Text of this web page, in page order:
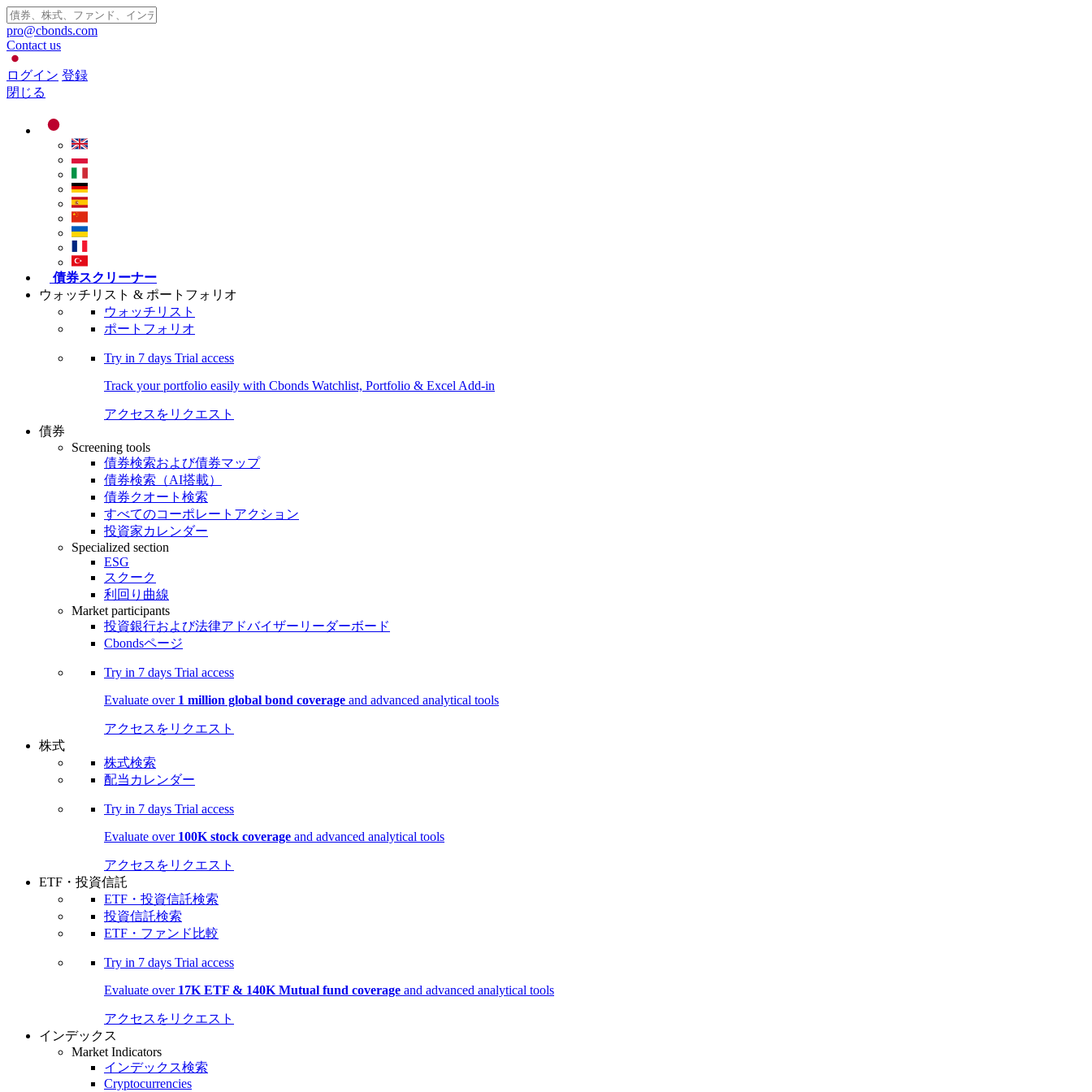
pro@cbonds.com
Contact us
ログイン 登録
閉じる
債券スクリーナー
ウォッチリスト & ポートフォリオ
ウォッチリスト
ポートフォリオ
Try in 7 days Trial access
Track your portfolio easily with Cbonds Watchlist, Portfolio & Excel Add-in
アクセスをリクエスト
債券
Screening tools
債券検索および債券マップ
債券検索（AI搭載）
債券クオート検索
すべてのコーポレートアクション
投資家カレンダー
Specialized section
ESG
スクーク
利回り曲線
Market participants
投資銀行および法律アドバイザーリーダーボード
Cbondsページ
Try in 7 days Trial access
Evaluate over 1 million global bond coverage and advanced analytical tools
アクセスをリクエスト
株式
株式検索
配当カレンダー
Try in 7 days Trial access
Evaluate over 100K stock coverage and advanced analytical tools
アクセスをリクエスト
ETF・投資信託
ETF・投資信託検索
投資信託検索
ETF・ファンド比較
Try in 7 days Trial access
Evaluate over 17K ETF & 140K Mutual fund coverage and advanced analytical tools
アクセスをリクエスト
インデックス
Market Indicators
インデックス検索
Cryptocurrencies